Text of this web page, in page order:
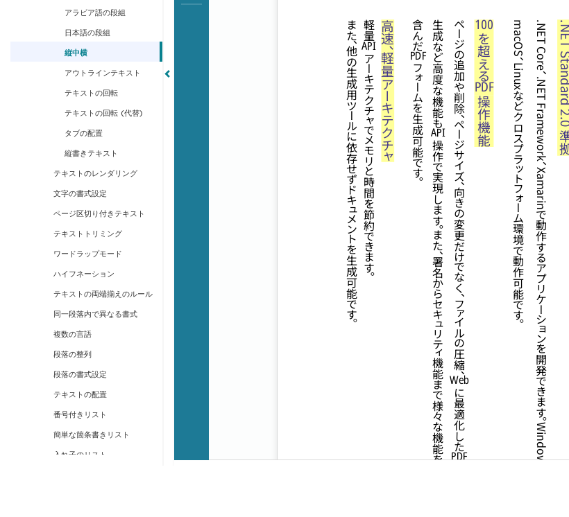
アラビア語の段組
日本語の段組
縦中横
アウトラインテキスト
テキストの回転
テキストの回転 (代替)
タブの配置
縦書きテキスト
テキストのレンダリング
文字の書式設定
ページ区切り付きテキスト
テキストトリミング
ワードラップモード
ハイフネーション
テキストの両端揃えのルール
同一段落内で異なる書式
複数の言語
段落の整列
段落の書式設定
テキストの配置
番号付きリスト
簡単な箇条書きリスト
入れ子のリスト